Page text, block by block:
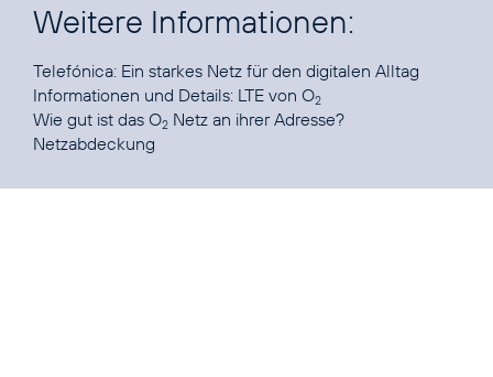
Weitere Informationen:
Telefónica: Ein starkes Netz für den digitalen Alltag
Informationen und Details: LTE von O2
Wie gut ist das O2 Netz an ihrer Adresse?
Netzabdeckung